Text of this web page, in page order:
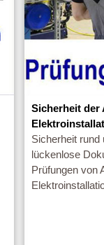
Sicherheit der
Sicherheit rund
lückenlose
Prüfungen von